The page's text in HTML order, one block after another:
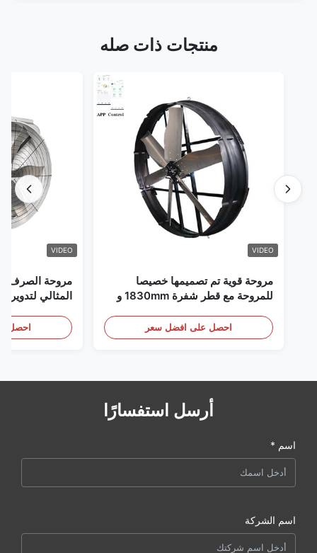
منتجات ذات صله
VIDEO
مروحة قوية تم تصميمها خصيصا
للمروحة مع قطر شفرة 1830mm و
احصل على افضل سعر
VIDEO
مروحة الصرف
المثالي لتدوير
احصل
أرسل استفسارًا
اسم *
اسم الشركة